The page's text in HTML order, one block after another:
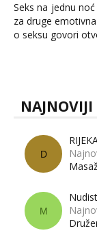
Seks na jednu
za druge
o seksu govori
dalje izaziva
D
M